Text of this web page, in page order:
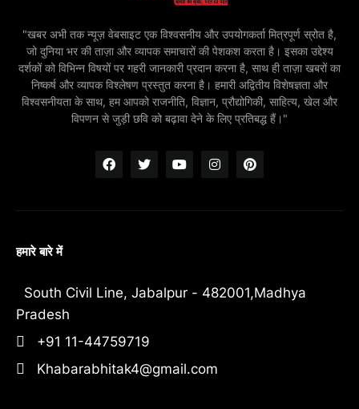
"खबर अभी तक न्यूज़ वेबसाइट एक विश्वसनीय और उपयोगकर्ता मित्रपूर्ण स्रोत है,
जो दुनिया भर की ताज़ा और व्यापक समाचारों की पेशकश करता है। इसका उद्देश्य
दर्शकों को विभिन्न विषयों पर गहरी जानकारी प्रदान करना है, साथ ही ताज़ा खबरों का
निष्कर्ष और व्यापक विश्लेषण प्रस्तुत करना है। हमारी अद्वितीय विशेषज्ञता और
विश्वसनीयता के साथ, हम आपको राजनीति, विज्ञान, प्रौद्योगिकी, साहित्य, खेल और
विपणन से जुड़ी छवि को बढ़ावा देने के लिए प्रतिबद्ध हैं।"
हमारे बारे में
South Civil Line, Jabalpur - 482001,Madhya
Pradesh
+91 11-44759719
Khabarabhitak4@gmail.com